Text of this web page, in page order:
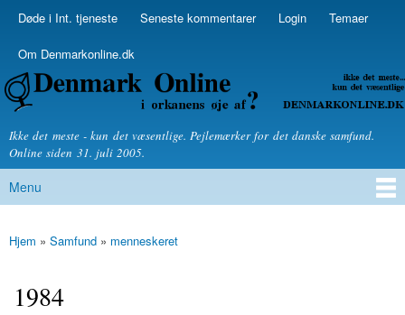
Skip to
Secondary menu
Døde i Int. tjeneste Seneste kommentarer Login Temaer
Om Denmarkonline.dk
Denmarkonline.dk - blognyheder om politik
Ikke det meste - kun det væsentlige. Pejlemærker for det danske samfund.
Online siden 31. juli 2005.
Main menu
Menu
You are here
Hjem » Samfund » menneskeret
1984